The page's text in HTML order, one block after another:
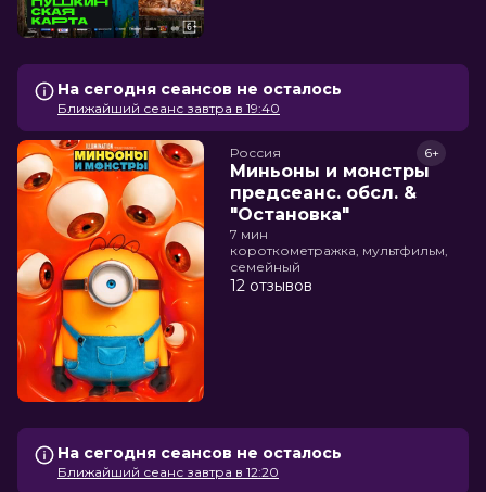
На сегодня сеансов не осталось
Ближайший сеанс завтра в 19:40
Россия
Миньоны и монстры
предсеанс. обсл. &
"Остановка"
6+
7 мин
короткометражка, мультфильм,
семейный
12 отзывов
На сегодня сеансов не осталось
Ближайший сеанс завтра в 12:20